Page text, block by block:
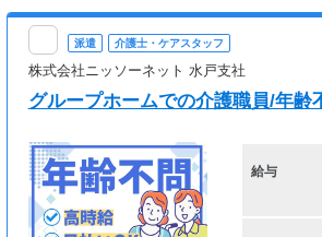
派遣 介護士・ケアスタッフ
株式会社ニッソーネット 水戸支社
グループホームでの介護職員/年
給与